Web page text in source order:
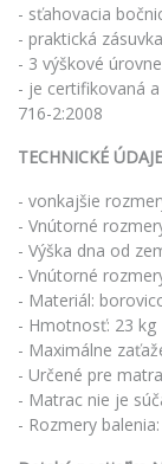
- sťahovacia
- praktická
- 3 výškové
- je certifikovaná
716-2:2008
TECHNICKÉ
- vonkajšie
- Vnútorné
- Výška dna od
- Vnútorné
- Materiál:
- Hmotnosť: 23 kg
- Maximálne
- Určené pre
- Matrac nie je
- Rozmery